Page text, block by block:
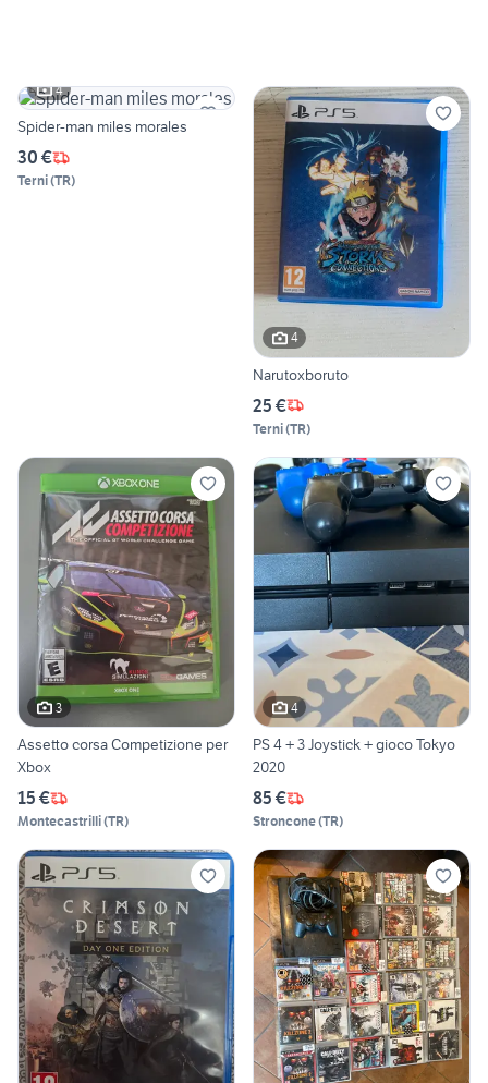
4
Spider-man miles morales
30 €
Terni(TR)
4
Narutoxboruto
25 €
Terni(TR)
3
Assetto corsa Competizione per
Xbox
15 €
Montecastrilli(TR)
4
PS 4 + 3 Joystick + gioco Tokyo
2020
85 €
Stroncone(TR)